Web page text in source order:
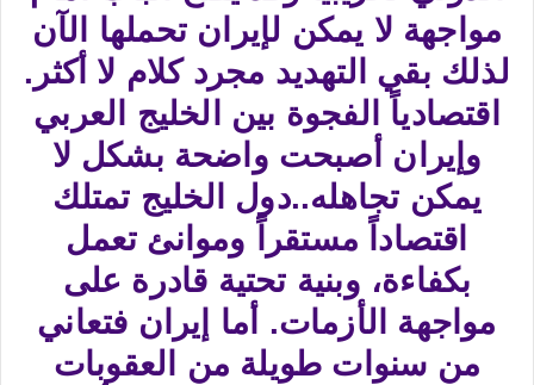
مواجهة لا يمكن لإيران تحملها الآن
لذلك بقي التهديد مجرد كلام لا أكثر.
اقتصادياً الفجوة بين الخليج العربي
وإيران أصبحت واضحة بشكل لا
يمكن تجاهله..دول الخليج تمتلك
اقتصاداً مستقراً وموانئ تعمل
بكفاءة، وبنية تحتية قادرة على
مواجهة الأزمات. أما إيران فتعاني
من سنوات طويلة من العقوبات